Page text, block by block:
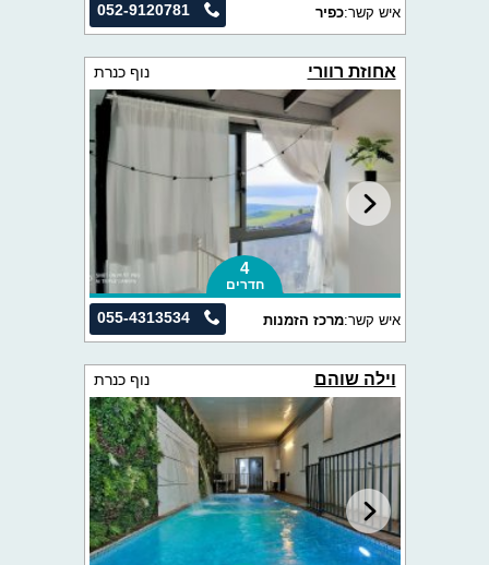
052-9120781 איש קשר:כפיר
אחוזת רוורי נוף כנרת
4
חדרים
055-4313534 איש קשר:מרכז הזמנות
וילה שוהם נוף כנרת